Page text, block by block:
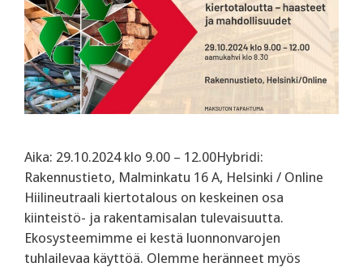
Aika: 29.10.2024 klo 9.00 – 12.00Hybridi:
Rakennustieto, Malminkatu 16 A, Helsinki / Online
Hiilineutraali kiertotalous on keskeinen osa
kiinteistö- ja rakentamisalan tulevaisuutta.
Ekosysteemimme ei kestä luonnonvarojen
tuhlailevaa käyttöä. Olemme heränneet myös